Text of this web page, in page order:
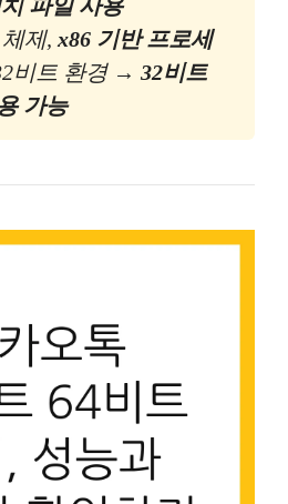
파일 사용
제, x86 기반 프로세
비트 환경 → 32비트
가능